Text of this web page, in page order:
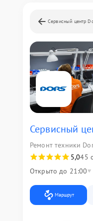
Сервисный центр
Сервисный
Ремонт техники
5,045
Открыто до 21:00
Маршрут